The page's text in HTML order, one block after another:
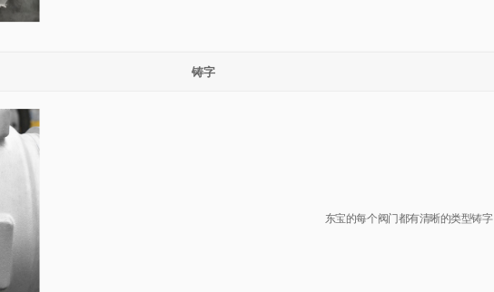
铸字
东宝的每个阀门都有清晰的类型铸字